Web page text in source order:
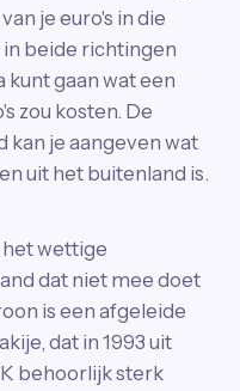
je euro's in die
in beide richtingen
kunt gaan wat een
zou kosten. De
kan je aangeven wat
uit het buitenland is.
het wettige
dat niet mee doet
is een afgeleide
dat in 1993 uit
behoorlijk sterk